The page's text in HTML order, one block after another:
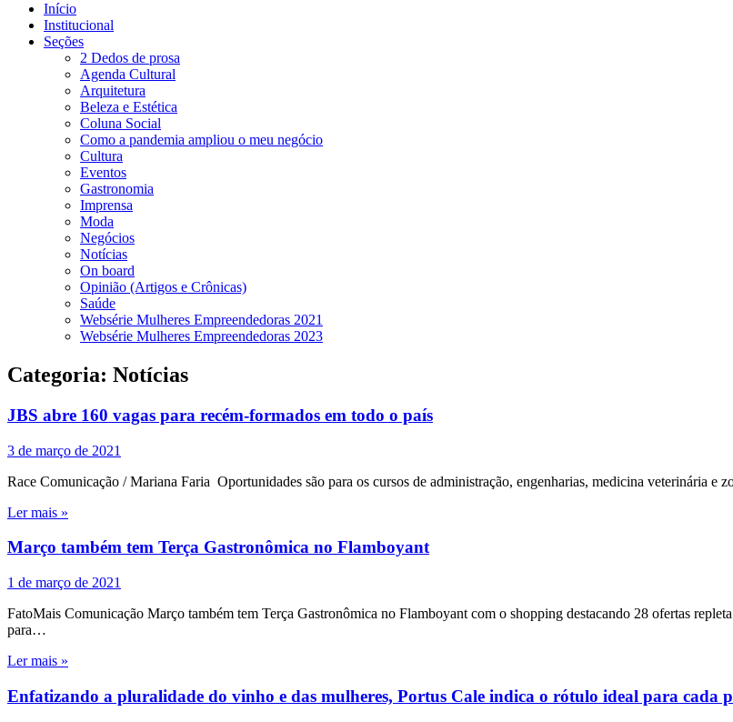
Início
Institucional
Seções
2 Dedos de prosa
Agenda Cultural
Arquitetura
Beleza e Estética
Coluna Social
Como a pandemia ampliou o meu negócio
Cultura
Eventos
Gastronomia
Imprensa
Moda
Negócios
Notícias
On board
Opinião (Artigos e Crônicas)
Saúde
Websérie Mulheres Empreendedoras 2021
Websérie Mulheres Empreendedoras 2023
Categoria: Notícias
JBS abre 160 vagas para recém-formados em todo o país
3 de março de 2021
Race Comunicação / Mariana Faria Oportunidades são para os cursos de administração, engenharias, medicina veterinária e
Ler mais »
Março também tem Terça Gastronômica no Flamboyant
1 de março de 2021
FatoMais Comunicação Março também tem Terça Gastronômica no Flamboyant com o shopping destacando 28 ofertas
para…
Ler mais »
Enfatizando a pluralidade do vinho e das mulheres, Portus Cale indica o rótulo ideal para cada